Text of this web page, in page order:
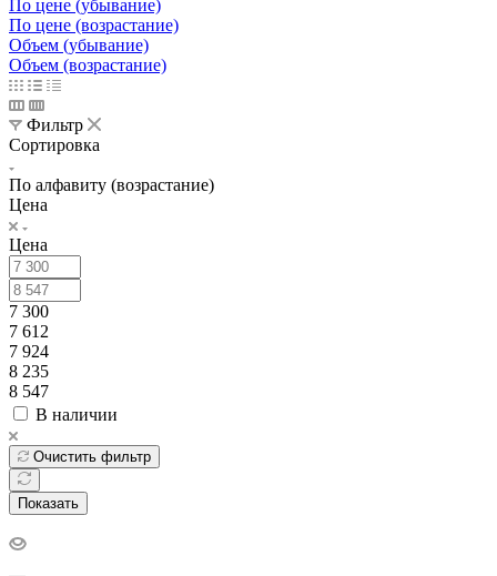
По цене (убывание)
По цене (возрастание)
Объем (убывание)
Объем (возрастание)
Фильтр
Сортировка
По алфавиту (возрастание)
Цена
Цена
7 300
7 612
7 924
8 235
8 547
В наличии
Очистить фильтр
Показать